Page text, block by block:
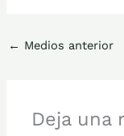
← Medios anterior
Deja una